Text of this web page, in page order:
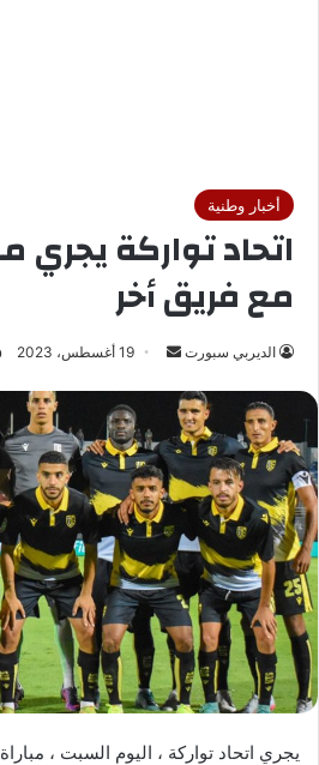
أخبار وطنية
اتحاد تواركة يجري
مع فريق أخر
الديربي سبورت
ل
ب
ر
ي
ا
إ
ل
ك
ت
و
19 أغسطس، 2023
يجري اتحاد تواركة ، اليوم السبت ،